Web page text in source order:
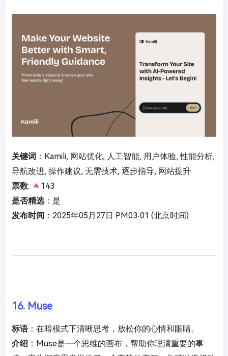
关键词 ：Kamili, 网站优化, 人工智能, 用户体验, 性能分析,
导航改进, 操作建议, 无需技术, 逐步指导, 网站提升
票数:
143
是否精选：是
发布时间 ：2025年05月27日 PM03:01 (北京时间)
16. Muse
标语：在暗模式下清晰思考，放松你的心情和眼睛。
介绍 ：Muse是一个思维的画布，帮助你理清重要的事